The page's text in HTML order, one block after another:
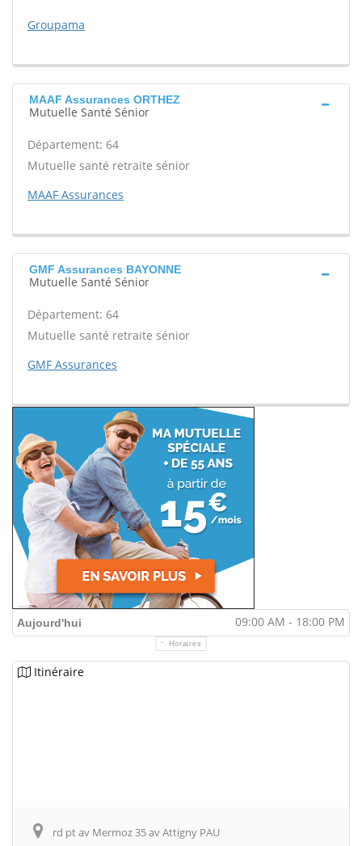
Groupama
MAAF Assurances ORTHEZ
Mutuelle Santé Sénior
Département: 64
Mutuelle santé retraite sénior
MAAF Assurances
GMF Assurances BAYONNE
Mutuelle Santé Sénior
Département: 64
Mutuelle santé retraite sénior
GMF Assurances
Aujourd'hui 09:00 AM - 18:00 PM
Horaires
Itinéraire
rd pt av Mermoz 35 av Attigny PAU